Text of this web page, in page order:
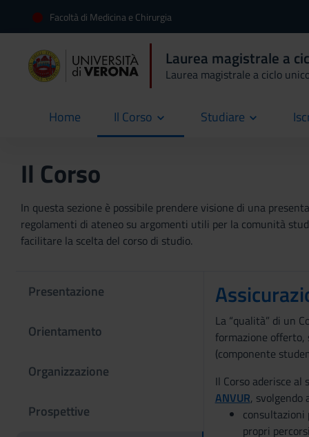
Facoltà di Medicina e Chirurgia
Laurea magistrale a
Laurea magistrale a ciclo
Home
current Il Corso Studiare
Il Corso
In questa sezione è possibile prendere visione di una
regolamenti di ateneo su argomenti utili per la comunità
facilitare la scelta del corso di studio.
Presentazione
Orientamento
Organizzazione
Prospettive
La “qualità” di un
formazione
(componente
Il Corso aderisce
ANVUR, svolgendo
consultazioni
propri